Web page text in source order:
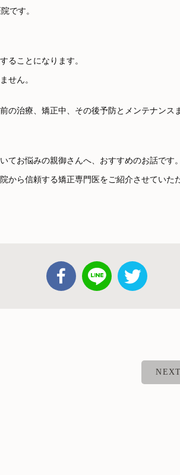
です。
ることになります。
せん。
の治療、矯正中、その後予防とメンテナンス
てお悩みの親御さんへ、おすすめのお話です。
から信頼する矯正専門医をご紹介させていた
NEXT